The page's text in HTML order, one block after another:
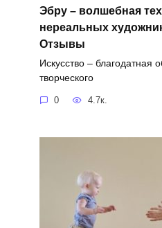
Эбру – волшебная
нереальных
Отзывы
Искусство – благодатная
творческого
0 4.7к.